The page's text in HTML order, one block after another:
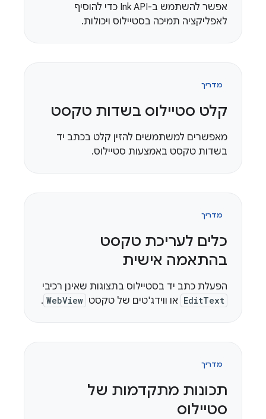
אפשר להשתמש ב-Ink API כדי להוסיף
לאפליקציה תמיכה בסטיילוס ויכולות.
מדריך
קלט סטיילוס בשדות טקסט
מאפשרים למשתמשים להזין קלט בכתב יד
בשדות טקסט באמצעות סטיילוס.
מדריך
כלים לעריכת טקסט
בהתאמה אישית
הפעלת כתב יד בסטיילוס בתצוגות שאינן רכיבי
EditText או ווידג'טים של טקסט WebView
.
מדריך
תכונות מתקדמות של
סטיילוס